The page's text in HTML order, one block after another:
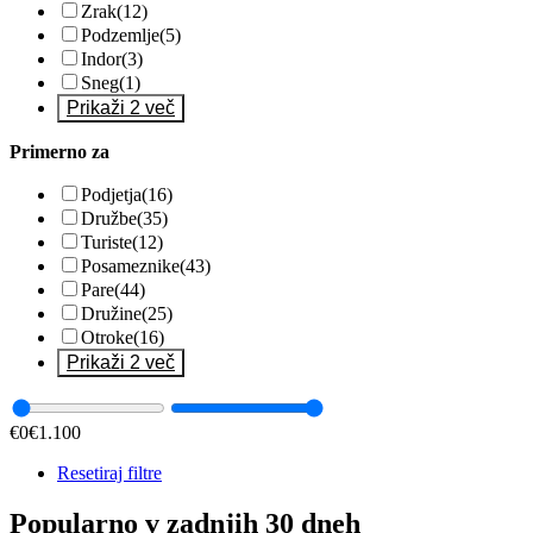
Zrak(12)
Podzemlje(5)
Indor(3)
Sneg(1)
Prikaži 2 več
Primerno za
Podjetja(16)
Družbe(35)
Turiste(12)
Posameznike(43)
Pare(44)
Družine(25)
Otroke(16)
Prikaži 2 več
€0€1.100
Resetiraj filtre
Popularno v zadnjih 30 dneh